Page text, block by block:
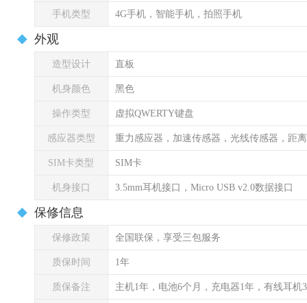
手机类型 4G手机，智能手机，拍照手机
外观
造型设计 直板
机身颜色 黑色
操作类型 虚拟QWERTY键盘
感应器类型 重力感应器，加速传感器，光线传感器，距
SIM卡类型 SIM卡
机身接口 3.5mm耳机接口，Micro USB v2.0数据接口
保修信息
保修政策 全国联保，享受三包服务
质保时间 1年
质保备注 主机1年，电池6个月，充电器1年，有线耳机